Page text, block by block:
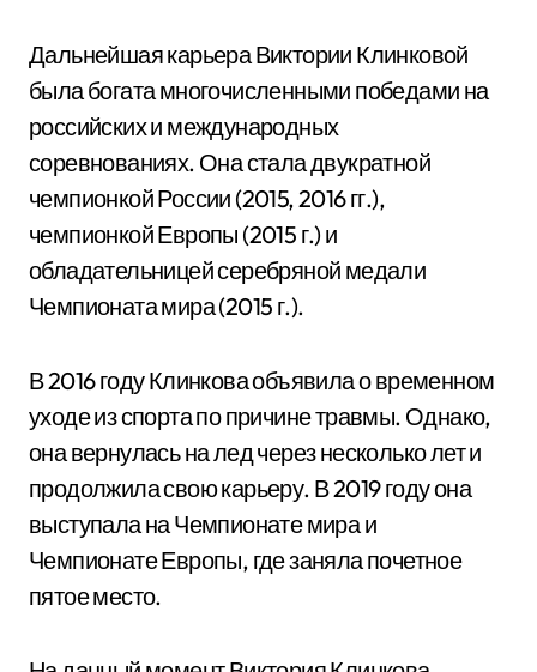
Дальнейшая карьера Виктории Клинковой
была богата многочисленными победами на
российских и международных
соревнованиях. Она стала двукратной
чемпионкой России (2015, 2016 гг.),
чемпионкой Европы (2015 г.) и
обладательницей серебряной медали
Чемпионата мира (2015 г.).
В 2016 году Клинкова объявила о временном
уходе из спорта по причине травмы. Однако,
она вернулась на лед через несколько лет и
продолжила свою карьеру. В 2019 году она
выступала на Чемпионате мира и
Чемпионате Европы, где заняла почетное
пятое место.